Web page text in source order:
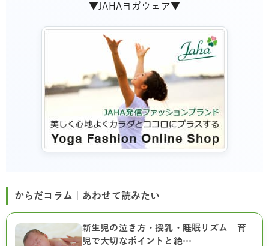
▼JAHAヨガウェア▼
からだコラム｜あわせて読みたい
新生児の泣き方・授乳・睡眠リズム｜育
児で大切なポイントと絶…